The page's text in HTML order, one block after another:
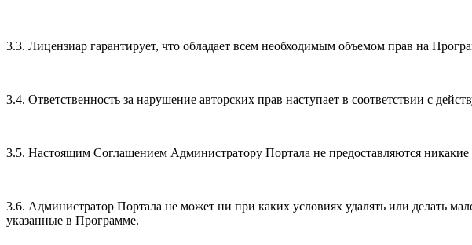
3.3. Лицензиар гарантирует, что обладает всем необходимым объемом прав на
3.4. Ответственность за нарушение авторских прав наступает в соответствии с
3.5. Настоящим Соглашением Администратору Портала не предоставляются
3.6. Администратор Портала не может ни при каких условиях удалять или делать
указанные в Программе.